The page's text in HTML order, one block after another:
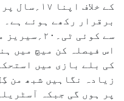
کے خلاف
سے کوئی ٹی۔۲۰؍سیریز میں شکست نہیں ہوئی ہے۔
اس فیصلہ کن میچ میں
کی بلے بازی میں
زیادہ نگاہیں شبھ من
پر ہوں گی جبکہ